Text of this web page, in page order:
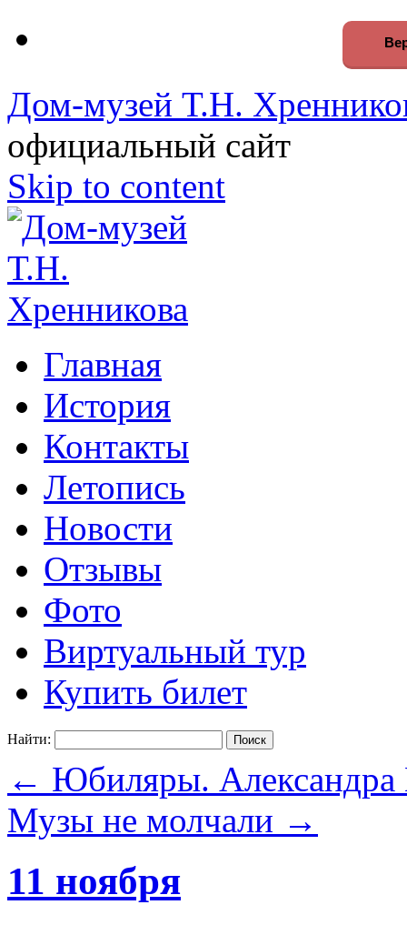
Дом-музей Т.Н.
официальный сайт
Skip to content
Главная
История
Контакты
Летопись
Новости
Отзывы
Фото
Виртуальный тур
Купить билет
Найти:
← Юбиляры. Александра
Музы не молчали →
11 ноября